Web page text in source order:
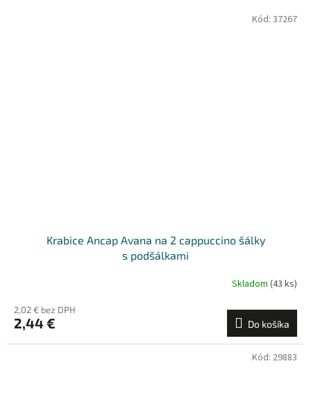
Krabice Ancap Avana na 2 cappuccino šálky
s podšálkami
Skladom (43 ks)
2,02 € bez DPH
2,44 € Do košíka
Kód: 37267
Kód: 29883